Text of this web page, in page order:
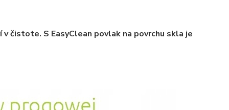
čistote. S EasyClean povlak na povrchu skla je